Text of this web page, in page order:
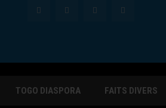
TOGO DIASPORA FAITS DIVERS